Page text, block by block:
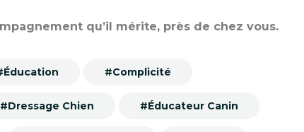
qu’il mérite, près de chez vous.
#Complicité
#Dressage Chien #Éducateur Canin